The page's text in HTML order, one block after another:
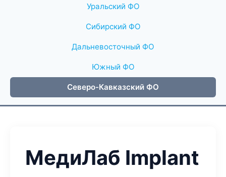
Уральский ФО
Сибирский ФО
Дальневосточный ФО
Южный ФО
Северо-Кавказский ФО
МедиЛаб Implant